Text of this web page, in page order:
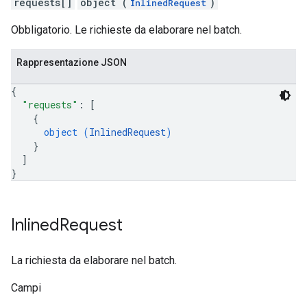
InlinedRequest
Obbligatorio. Le richieste da elaborare nel batch.
Rappresentazione JSON
{
"requests" :
[
{
object (InlinedRequest)
}
]
}
InlinedRequest
La richiesta da elaborare nel batch.
Campi